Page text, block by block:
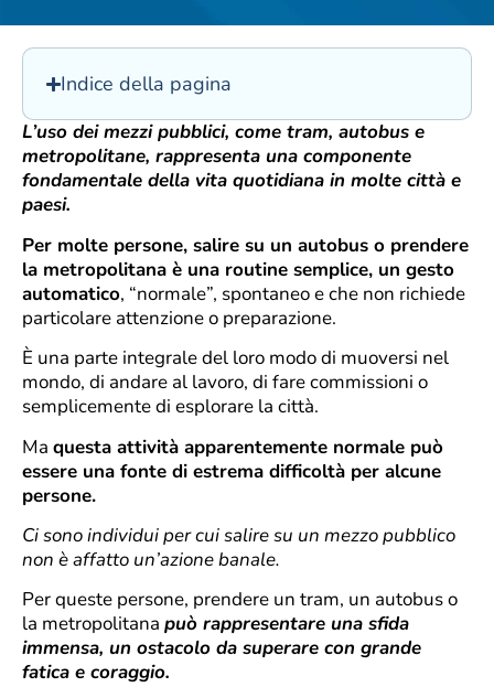
Indice della pagina
L’uso dei mezzi pubblici, come tram, autobus e
metropolitane, rappresenta una componente
fondamentale della vita quotidiana in molte città e
paesi.
Per molte persone, salire su un autobus o prendere
la metropolitana è una routine semplice, un gesto
automatico, “normale”, spontaneo e che non richiede
particolare attenzione o preparazione.
È una parte integrale del loro modo di muoversi nel
mondo, di andare al lavoro, di fare commissioni o
semplicemente di esplorare la città.
Ma questa attività apparentemente normale può
essere una fonte di estrema difficoltà per alcune
persone.
Ci sono individui per cui salire su un mezzo pubblico
non è affatto un’azione banale.
Per queste persone, prendere un tram, un autobus o
la metropolitana può rappresentare una sfida
immensa, un ostacolo da superare con grande
fatica e coraggio.